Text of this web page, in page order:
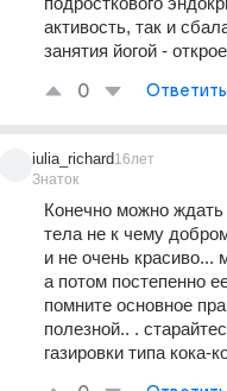
активость, так и
занятия йогой -
0 Ответить
iulia_richard
Знаток
16лет
Конечно можно
тела не к чему
и не очень красиво...
а потом постепенно
помните основное
полезной.. .
газировки типа